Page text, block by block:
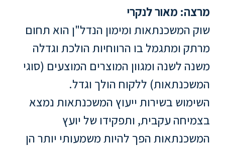
אנגלית
ועברית
תואר
שני
המרכז
אקדמי
מרצה: מאור לנקרי
שוק המשכנתאות ומימון הנדל"ן הוא תחום
מרתק ומתגמל בו הרווחיות הולכת וגדלה
משנה לשנה ומגוון המוצרים המוצעים (סוגי
המשכנתאות) ללקוח הולך וגדל.
השימוש בשירות ייעוץ המשכנתאות נמצא
בצמיחה עקבית, ותפקידו של יועץ
המשכנתאות הפך להיות משמעותי יותר הן